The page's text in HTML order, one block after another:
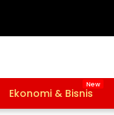
Ekonomi & Bisnis